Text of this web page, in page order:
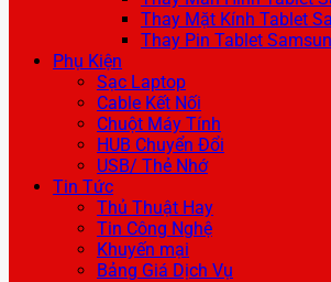
Thay Mặt Kính Tablet
Thay Pin Tablet
Phụ Kiện
Sạc Laptop
Cable Kết Nối
Chuột Máy Tính
HUB Chuyển Đổi
USB/ Thẻ Nhớ
Tin Tức
Thủ Thuật Hay
Tin Công Nghệ
Khuyến mại
Bảng Giá Dịch Vụ